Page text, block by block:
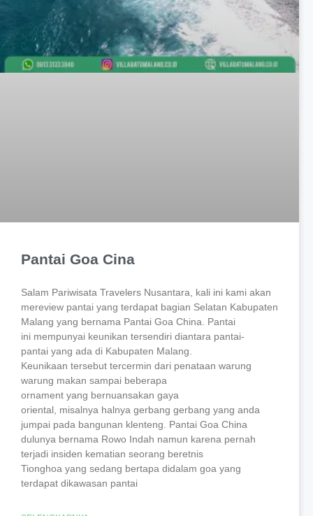
Pantai Goa Cina
Salam Pariwisata Travelers Nusantara, kali ini kami akan
mereview pantai yang terdapat bagian Selatan Kabupaten
Malang yang bernama Pantai Goa China. Pantai
ini mempunyai keunikan tersendiri diantara pantai-
pantai yang ada di Kabupaten Malang.
Keunikaan tersebut tercermin dari penataan warung
warung makan sampai beberapa
ornament yang bernuansakan gaya
oriental, misalnya halnya gerbang gerbang yang anda
jumpai pada bangunan klenteng. Pantai Goa China
dulunya bernama Rowo Indah namun karena pernah
terjadi insiden kematian seorang beretnis
Tionghoa yang sedang bertapa didalam goa yang
terdapat dikawasan pantai